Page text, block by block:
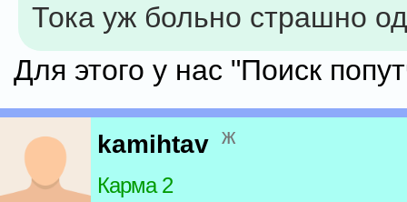
Тока уж больно страшно
Для этого у нас "Поиск
kamihtav ж
Карма 2